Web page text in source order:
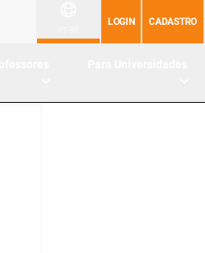
LOGIN CADASTRO